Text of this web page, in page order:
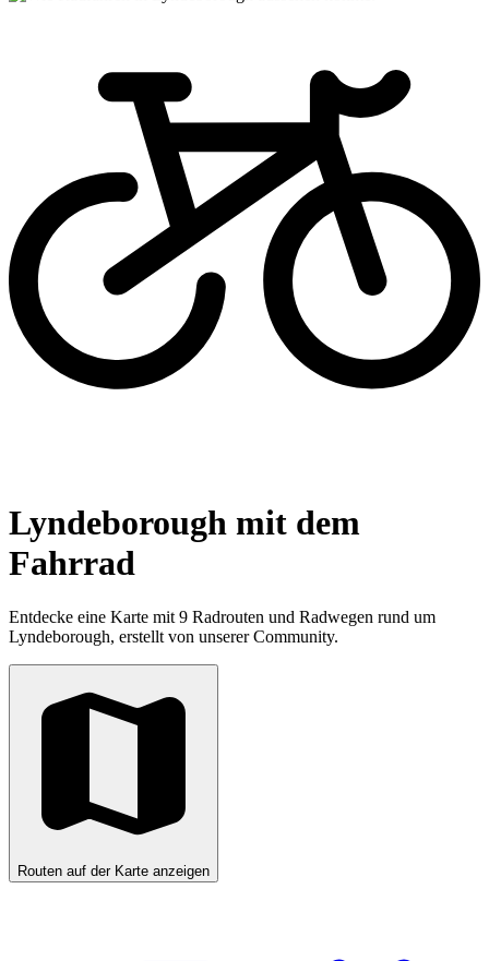
Lyndeborough mit dem
Fahrrad
Entdecke eine Karte mit 9 Radrouten und Radwegen rund um
Lyndeborough, erstellt von unserer Community.
Routen auf der Karte anzeigen